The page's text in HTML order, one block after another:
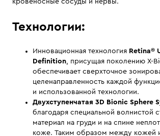
кровеносные сосуды и нервы.
Технологии:
Инновационная технология Retina®
Definition, присущая поколению X-
обеспечивает сверхточное
целенаправленность каждой
и использованной технологии.
Двухступенчатая 3D Bionic Sphere
благодаря специальной волнистой
материал на груди и на спине
коже. Таким образом между кожей